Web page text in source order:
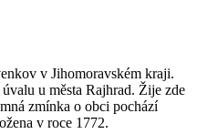
v Jihomoravském kraji.
u města Rajhrad. Žije zde
zmínka o obci pochází
v roce 1772.